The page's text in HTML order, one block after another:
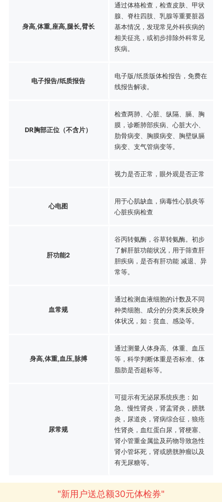
身高,体重,座高,腿长,臂长
通过体格检查，检查皮肤、甲状
腺、脊柱四肢、乳腺等重要脏器
基本情况，发现常见外科疾病的
相关征兆，或初步排除外科常见
疾病。
电子报告/纸质报告
电子版/纸质版体检报告，免费在
线报告解读。
DR胸部正位（不含片）
检查两肺、心脏、纵隔、膈、胸
膜，诊断肺部疾病、心脏大小、
肋骨病变、胸膜病变、胸壁纵膈
病变、支气管病变等。
视力是否正常，眼外观是否正常
心电图
用于心肌缺血，病毒性心肌炎等
心脏疾病检查
肝功能2
谷丙转氨酶，谷草转氨酶。初步
了解肝脏功能状况，用于筛查肝
胆疾病，是否有肝功能 减退、异
常等。
血常规
通过检测血液细胞的计数及不同
种类细胞、成分的分类来反映身
体状况，如：贫血、感染等。
身高,体重,血压,脉搏
通过测量人体身高、体重、血压
等，科学判断体重是否标准、体
脂肪是否超标等。
尿常规
可提示有无泌尿系统疾患：如
急、慢性肾炎，肾盂肾炎，膀胱
炎，尿道炎，肾病综合征，狼疮
性肾炎，血红蛋白尿，肾梗塞、
肾小管重金属盐及药物导致急性
肾小管坏死，肾或膀胱肿瘤以及
有无尿糖等。
"新用户送总额30元体检券"